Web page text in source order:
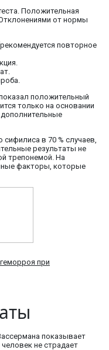
Положительная
от нормы
повторное
положительный
только на основании
в 70 % случаев,
результаты не
трепонемой. На
факторы, которые
при
показывает
не страдает